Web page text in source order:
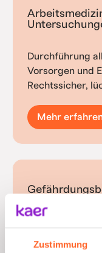
Zustimmung
Durchführung
Vorsorgen und
Rechtssicher,
Mehr
validierten